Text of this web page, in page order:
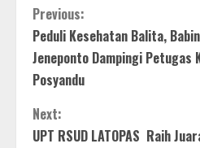
C
o
n
t
Previous:
Peduli Kesehatan Balita,
Jeneponto Dampingi Petugas
Posyandu
Next:
UPT RSUD LATOPAS Raih